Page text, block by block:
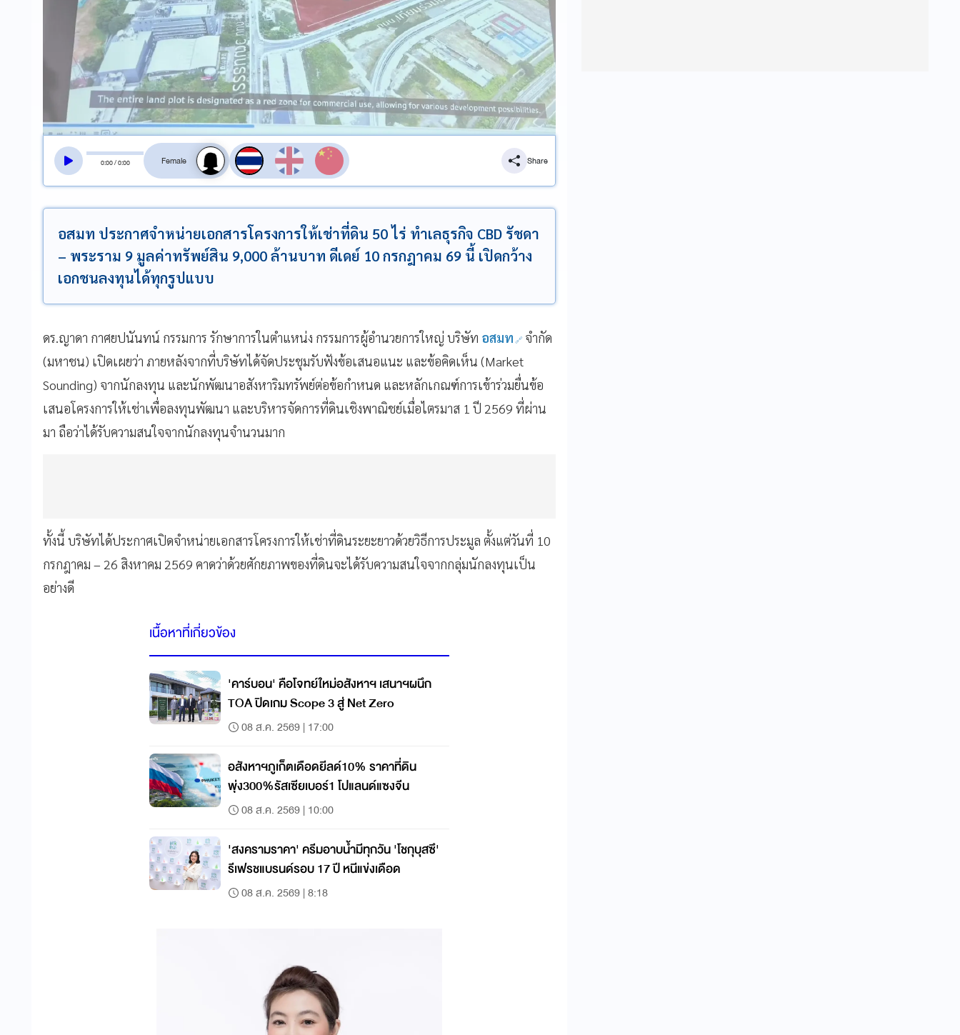
0:00/0:00
สลับเสียงอ่าน
Share
อสมท ประกาศจำหน่ายเอกสารโครงการให้เช่าที่ดิน 50 ไร่ ทำเลธุรกิจ CBD รัชดา
– พระราม 9 มูลค่าทรัพย์สิน 9,000 ล้านบาท ดีเดย์ 10 กรกฎาคม 69 นี้ เปิดกว้าง
เอกชนลงทุนได้ทุกรูปแบบ
ดร.ญาดา กาศยปนันทน์ กรรมการ รักษาการในตำแหน่ง กรรมการผู้อำนวยการใหญ่ บริษัท อสมท จำกัด
(มหาชน) เปิดเผยว่า ภายหลังจากที่บริษัทได้จัดประชุมรับฟังข้อเสนอแนะ และข้อคิดเห็น (Market
Sounding) จากนักลงทุน และนักพัฒนาอสังหาริมทรัพย์ต่อข้อกำหนด และหลักเกณฑ์การเข้าร่วมยื่นข้อ
เสนอโครงการให้เช่าเพื่อลงทุนพัฒนา และบริหารจัดการที่ดินเชิงพาณิชย์เมื่อไตรมาส 1 ปี 2569 ที่ผ่าน
มา ถือว่าได้รับความสนใจจากนักลงทุนจำนวนมาก
ทั้งนี้ บริษัทได้ประกาศเปิดจำหน่ายเอกสารโครงการให้เช่าที่ดินระยะยาวด้วยวิธีการประมูล ตั้งแต่วันที่ 10
กรกฎาคม – 26 สิงหาคม 2569 คาดว่าด้วยศักยภาพของที่ดินจะได้รับความสนใจจากกลุ่มนักลงทุนเป็น
อย่างดี
เนื้อหาที่เกี่ยวข้อง
'คาร์บอน' คือโจทย์ใหม่อสังหาฯ เสนาฯผนึก
TOA ปิดเกม Scope 3 สู่ Net Zero
08 ส.ค. 2569 | 17:00
อสังหาฯภูเก็ตเดือดยีลด์10% ราคาที่ดิน
พุ่ง300%รัสเซียเบอร์1 โปแลนด์แซงจีน
08 ส.ค. 2569 | 10:00
'สงครามราคา' ครีมอาบน้ำมีทุกวัน 'โชกุบุสซึ'
รีเฟรชแบรนด์รอบ 17 ปี หนีแข่งเดือด
08 ส.ค. 2569 | 8:18